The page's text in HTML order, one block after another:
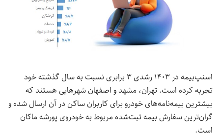
اسنپ‌بیمه در ۱۴۰۳ رشدی ۳ برابری نسبت به سال گذشته خود
تجربه کرده است. تهران، مشهد و اصفهان شهرهایی هستند که
بیشترین بیمه‌نامه‌های خودرو برای کاربران ساکن در آن ارسال شده و
گران‌ترینسفارش بیمه ثبت‌شده مربوط به خودروی پورشه ماکان
است.